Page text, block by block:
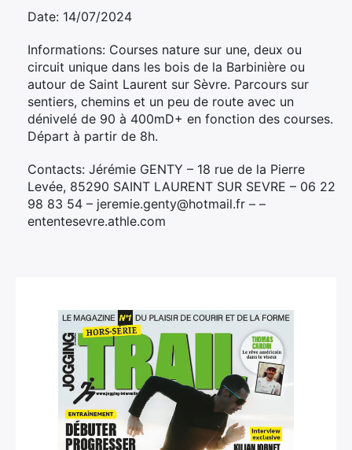
Date: 14/07/2024
Informations: Courses nature sur une, deux ou
circuit unique dans les bois de la Barbinière ou
autour de Saint Laurent sur Sèvre. Parcours sur
sentiers, chemins et un peu de route avec un
dénivelé de 90 à 400mD+ en fonction des courses.
Départ à partir de 8h.
Contacts: Jérémie GENTY – 18 rue de la Pierre
Levée, 85290 SAINT LAURENT SUR SEVRE – 06 22
98 83 54 – jeremie.genty@hotmail.fr – –
ententesevre.athle.com